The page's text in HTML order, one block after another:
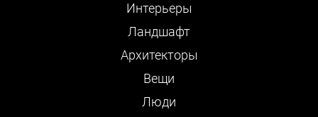
Интерьеры
Ландшафт
Архитекторы
Вещи
Люди